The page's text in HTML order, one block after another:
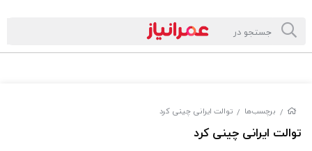
/ برچسب‌ها / توالت ایرانی چینی کرد
توالت ایرانی چینی کرد